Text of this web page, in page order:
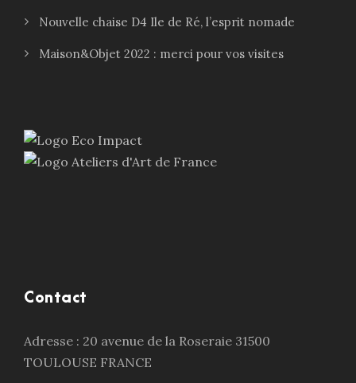
Nouvelle chaise D4 Ile de Ré, l’esprit nomade
Maison&Objet 2022 : merci pour vos visites
Contact
Adresse : 20 avenue de la Roseraie 31500
TOULOUSE FRANCE